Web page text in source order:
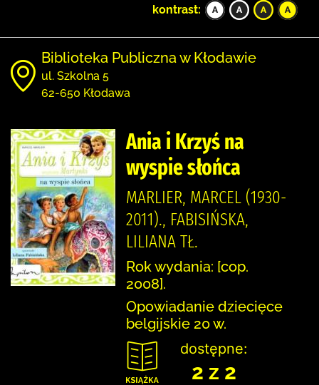
kontrast:
Biblioteka Publiczna w Kłodawie
ul. Szkolna 5
62-650 Kłodawa
Ania i Krzyś na
wyspie słońca
MARLIER, MARCEL (1930-
2011)., FABISIŃSKA,
LILIANA TŁ.
Rok wydania: [cop.
2008].
Opowiadanie dziecięce
belgijskie 20 w.
dostępne:
2 z 2